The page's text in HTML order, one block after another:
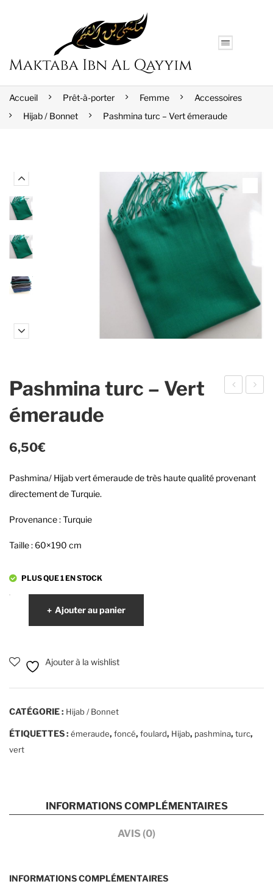
Accueil Prêt-à-porter Femme
Accessoires
Hijab / Bonnet
Pashmina turc – Vert émeraude
Pashmina turc – Vert
émeraude
6,50€
Pashmina/ Hijab vert émeraude de très haute qualité provenant
directement de Turquie.
Provenance : Turquie
Taille : 60×190 cm
PLUS QUE 1 EN STOCK
-
Ajouter au panier
Ajouter à la wishlist
CATÉGORIE : Hijab / Bonnet
ÉTIQUETTES : émeraude, foncé, foulard, Hijab, pashmina, turc,
vert
INFORMATIONS COMPLÉMENTAIRES
AVIS (0)
INFORMATIONS COMPLÉMENTAIRES